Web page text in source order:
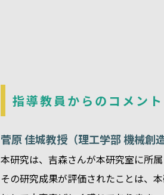
指導教員からのコメント
菅原 佳城教授（理工学部 機械創
本研究は、吉森さんが本研究室に所
その研究成果が評価されたことは、